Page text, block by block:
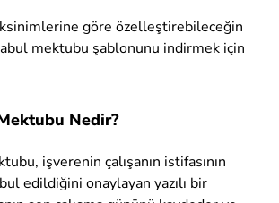
göre özelleştirebileceğin
mektubu şablonunu indirmek için
Nedir?
işverenin çalışanın istifasının
edildiğini onaylayan yazılı bir